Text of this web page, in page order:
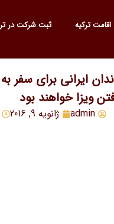
اقامت ترکیه ثبت شرکت در
ایرانی برای سفر
ویزا خواهند بود
admin ژانویه 9, 2016